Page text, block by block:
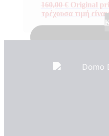
160,00€ Original
τρέχουσα τιμή